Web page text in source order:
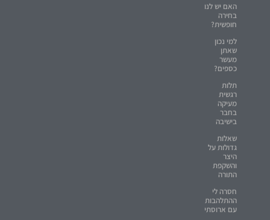
האם יש לנו
בחירה
חופשית?
למי נכון
שאתן
מעשר
כספים?
תלות
רגשית
מעיקה
בחבר
בישיבה
שאלות
גדולות על
היצר
והשקפת
התורה
חסרה לי
ההתלהבות
עם ארוסתי